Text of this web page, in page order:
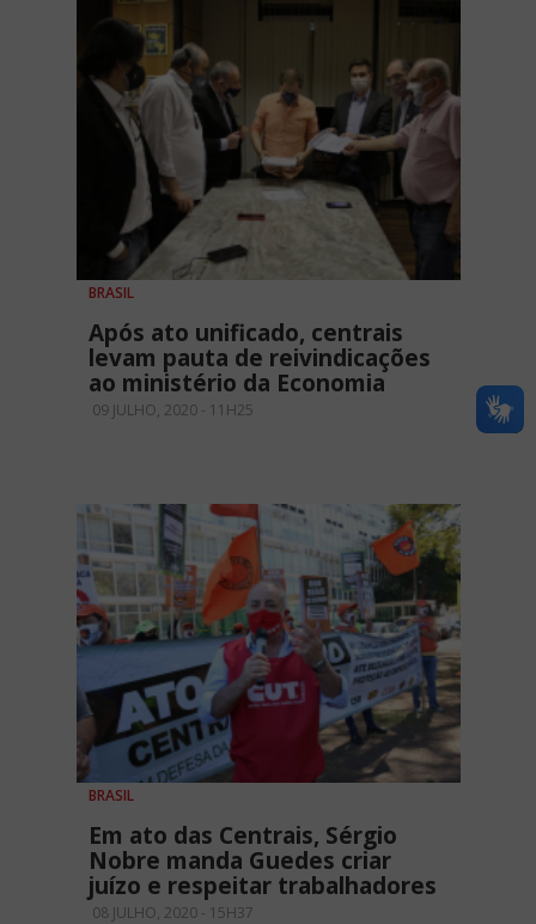
BRASIL
Após ato unificado, centrais
levam pauta de reivindicações
ao ministério da Economia
09 JULHO, 2020 - 11H25
BRASIL
Em ato das Centrais, Sérgio
Nobre manda Guedes criar
juízo e respeitar trabalhadores
08 JULHO, 2020 - 15H37